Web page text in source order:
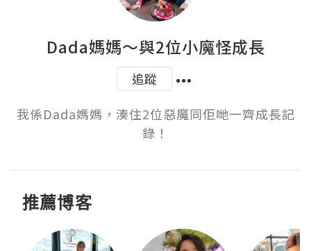
Dada媽媽～與2位小魔怪成長
追蹤
我係Dada媽媽，湊住2位惡魔同佢哋一齊成長記
錄！
推薦博客